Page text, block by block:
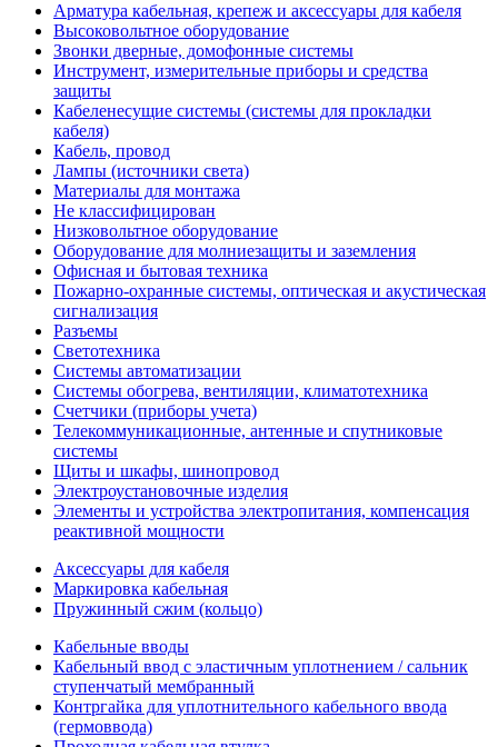
Арматура кабельная, крепеж и аксессуары для кабеля
Высоковольтное оборудование
Звонки дверные, домофонные системы
Инструмент, измерительные приборы и средства
защиты
Кабеленесущие системы (системы для прокладки
кабеля)
Кабель, провод
Лампы (источники света)
Материалы для монтажа
Не классифицирован
Низковольтное оборудование
Оборудование для молниезащиты и заземления
Офисная и бытовая техника
Пожарно-охранные системы, оптическая и акустическая
сигнализация
Разъемы
Светотехника
Системы автоматизации
Системы обогрева, вентиляции, климатотехника
Счетчики (приборы учета)
Телекоммуникационные, антенные и спутниковые
системы
Щиты и шкафы, шинопровод
Электроустановочные изделия
Элементы и устройства электропитания, компенсация
реактивной мощности
Аксессуары для кабеля
Маркировка кабельная
Пружинный сжим (кольцо)
Кабельные вводы
Кабельный ввод с эластичным уплотнением / сальник
ступенчатый мембранный
Контргайка для уплотнительного кабельного ввода
(гермоввода)